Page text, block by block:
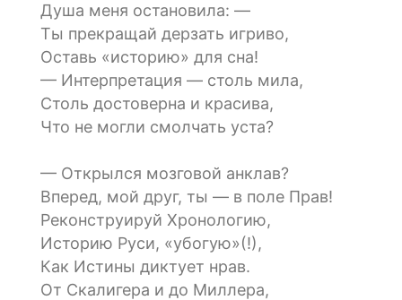
Душа меня остановила: —
Ты прекращай дерзать игриво,
Оставь «историю» для сна!
— Интерпретация — столь мила,
Столь достоверна и красива,
Что не могли смолчать уста?
— Открылся мозговой анклав?
Вперед, мой друг, ты — в поле Прав!
Реконструируй Хронологию,
Историю Руси, «убогую»(!),
Как Истины диктует нрав.
От Скалигера и до Миллера,